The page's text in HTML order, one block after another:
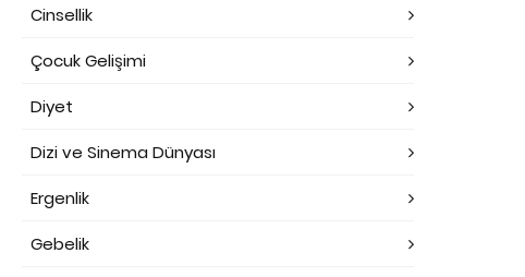
Cinsellik
Çocuk Gelişimi
Diyet
Dizi ve Sinema Dünyası
Ergenlik
Gebelik